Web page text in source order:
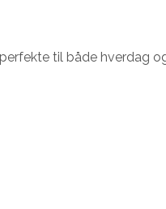
til både hverdag